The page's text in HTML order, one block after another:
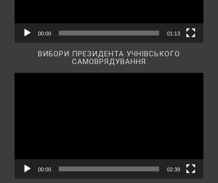
00:00 01:13
ВИБОРИ ПРЕЗИДЕНТА УЧНІВСЬКОГО
САМОВРЯДУВАННЯ
00:00 02:39